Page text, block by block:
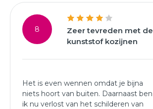
8
Zeer tevreden met de
kunststof kozijnen
Het is even wennen omdat je bijna
niets hoort van buiten. Daarnaast ben
ik nu verlost van het schilderen van